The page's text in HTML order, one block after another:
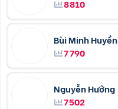
8810
Bùi Minh Huyền
7790
Nguyễn Hưởng
7502